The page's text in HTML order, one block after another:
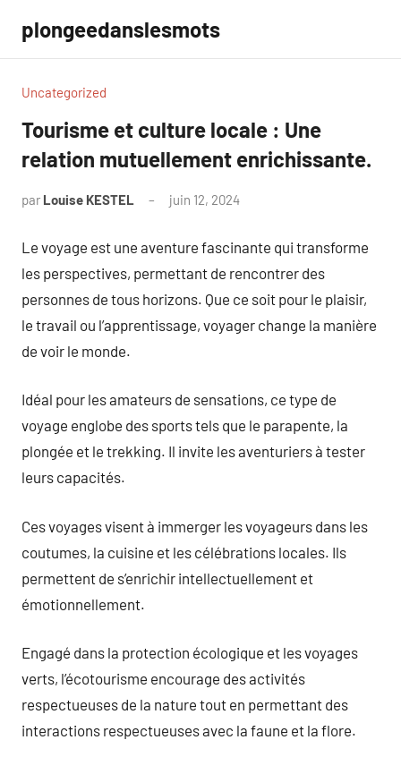
contenu
plongeedanslesmots
Uncategorized
Tourisme et culture locale : Une
relation mutuellement enrichissante.
par Louise KESTEL juin 12, 2024
Le voyage est une aventure fascinante qui transforme
les perspectives, permettant de rencontrer des
personnes de tous horizons. Que ce soit pour le plaisir,
le travail ou l’apprentissage, voyager change la manière
de voir le monde.
Idéal pour les amateurs de sensations, ce type de
voyage englobe des sports tels que le parapente, la
plongée et le trekking. Il invite les aventuriers à tester
leurs capacités.
Ces voyages visent à immerger les voyageurs dans les
coutumes, la cuisine et les célébrations locales. Ils
permettent de s’enrichir intellectuellement et
émotionnellement.
Engagé dans la protection écologique et les voyages
verts, l’écotourisme encourage des activités
respectueuses de la nature tout en permettant des
interactions respectueuses avec la faune et la flore.